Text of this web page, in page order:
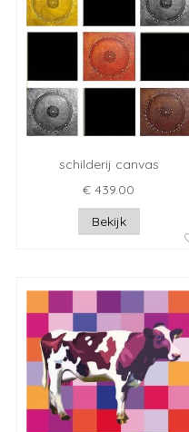
schilderij canvas
€ 439.00
Bekijk